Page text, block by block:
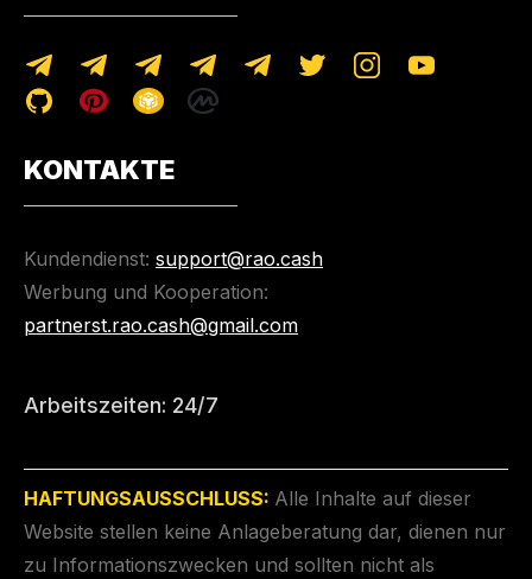
KONTAKTE
Kundendienst: support@rao.cash
Werbung und Kooperation:
partnerst.rao.cash@gmail.com
Arbeitszeiten: 24/7
HAFTUNGSAUSSCHLUSS: Alle Inhalte auf dieser
Website stellen keine Anlageberatung dar, dienen nur
zu Informationszwecken und sollten nicht als